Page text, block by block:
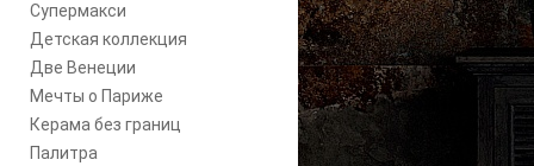
Супермакси
Детская коллекция
Две Венеции
Мечты о Париже
Керама без границ
Палитра